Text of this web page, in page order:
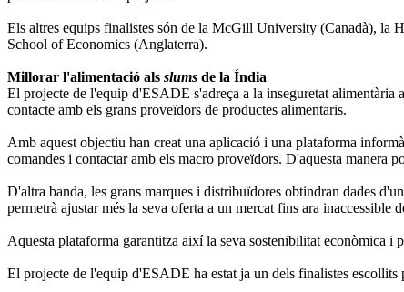
Els altres equips finalistes són de la McGill University (Canadà),
School of Economics (Anglaterra).
Millorar l'alimentació als slums de la Índia
El projecte de l'equip d'ESADE s'adreça a la inseguretat alimentària
contacte amb els grans proveïdors de productes alimentaris.
Amb aquest objectiu han creat una aplicació i una plataforma
comandes i contactar amb els macro proveïdors. D'aquesta manera
D'altra banda, les grans marques i distribuïdores obtindran dades
permetrà ajustar més la seva oferta a un mercat fins ara
Aquesta plataforma garantitza així la seva sostenibilitat econòmica
El projecte de l'equip d'ESADE ha estat ja un dels finalistes